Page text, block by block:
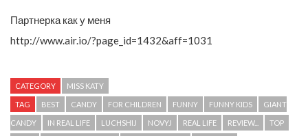
Партнерка как у меня
http://www.air.io/?page_id=1432&aff=1031
CATEGORY MISS KATY
TAG BEST CANDY FOR CHILDREN FUNNY FUNNY KIDS GIANT
CANDY IN REAL LIFE LUCHSHIJ NOVYJ REAL LIFE REVIEW... TOP